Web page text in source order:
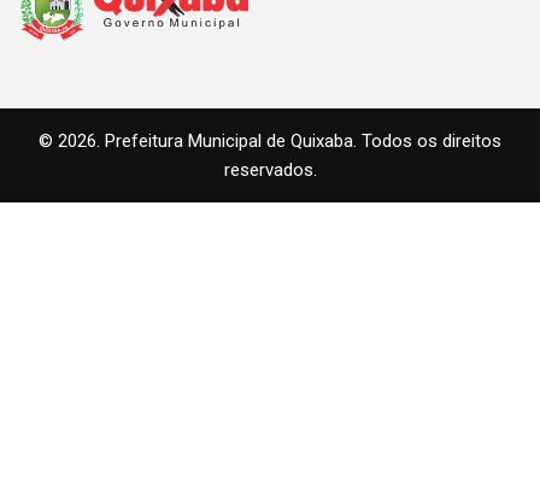
© 2026. Prefeitura Municipal de Quixaba. Todos os direitos
reservados.